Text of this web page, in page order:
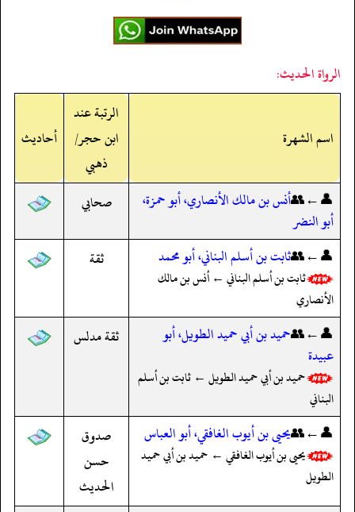
الرواة الحديث:
اسم الشهرة
الرتبة عند
ابن حجر/
ذهبي
أحاديث
👤←👥أنس بن مالك الأنصاري، أبو حمزة،
أبو النضر
صحابي
👤←👥ثابت بن أسلم البناني، أبو محمد
ثابت بن أسلم البناني ← أنس بن مالك
الأنصاري
ثقة
👤←👥حميد بن أبي حميد الطويل، أبو
عبيدة
حميد بن أبي حميد الطويل ← ثابت بن أسلم
البناني
ثقة مدلس
👤←👥يحيى بن أيوب الغافقي، أبو العباس
يحيى بن أيوب الغافقي ← حميد بن أبي حميد
الطويل
صدوق
حسن
الحديث